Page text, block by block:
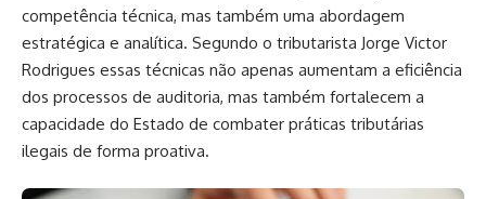
competência técnica, mas também uma abordagem
estratégica e analítica. Segundo o tributarista Jorge Victor
Rodrigues essas técnicas não apenas aumentam a eficiência
dos processos de auditoria, mas também fortalecem a
capacidade do Estado de combater práticas tributárias
ilegais de forma proativa.